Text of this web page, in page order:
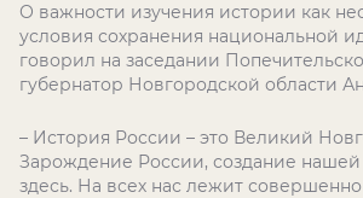
О важности изучения истории как
условия сохранения национальной
говорил на заседании
губернатор Новгородской области
– История России – это Великий
Зарождение России, создание нашей
здесь. На всех нас лежит